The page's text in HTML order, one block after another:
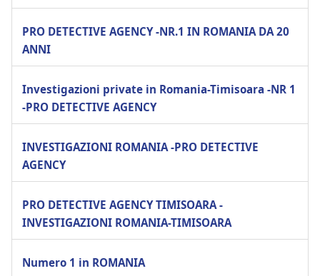
PRO DETECTIVE AGENCY -NR.1 IN ROMANIA DA 20
ANNI
Investigazioni private in Romania-Timisoara -NR 1
-PRO DETECTIVE AGENCY
INVESTIGAZIONI ROMANIA -PRO DETECTIVE
AGENCY
PRO DETECTIVE AGENCY TIMISOARA -
INVESTIGAZIONI ROMANIA-TIMISOARA
Numero 1 in ROMANIA